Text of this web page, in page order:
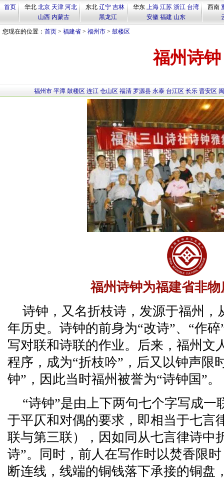
首页 华北 北京 天津 河北
山西 内蒙古
东北 辽宁 吉林
黑龙江
华东 上海 江苏 浙江 台湾
安徽 福建 山东
西南
您现在的位置： 首页 > 福建省 > 福州市 > 鼓楼区
福州诗钟
福州市 平潭 鼓楼区 连江 仓山区 福清 罗源县 永泰 台江区 长乐 晋安区
福州诗钟为福建省非
诗钟，又名折枝诗，发源于福州，
年历史。诗钟的前身为“改诗”、“作
写对联和诗联的作业。后来，福州文
程序，成为“折枝吟”，后又以钟声限
钟”，因此当时福州被誉为“诗钟国”。
“诗钟”是由上下两句七个字写成一
于平仄和对偶的要求，即相当于七言
联与第三联），因如同从七言律诗中
诗”。同时，前人在写作时以焚香限
断连线，线端的铜钱落下承接的铜盘